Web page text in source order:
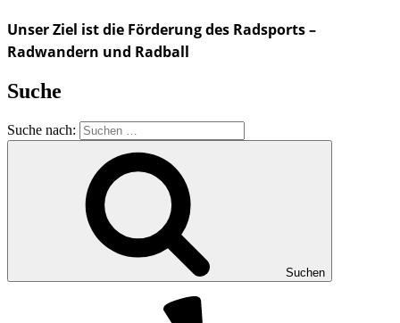
Unser Ziel ist die Förderung des Radsports –
Radwandern und Radball
Suche
Suche nach:
Suchen